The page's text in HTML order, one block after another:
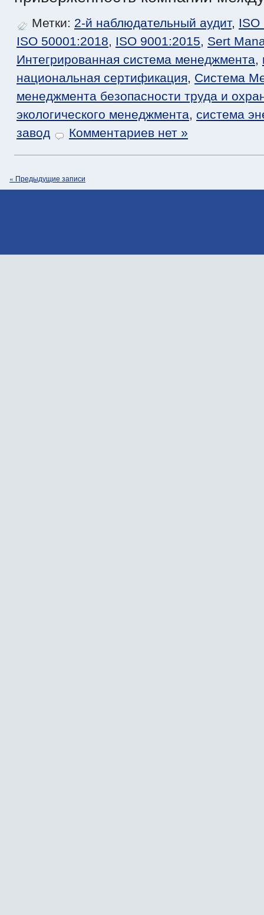
Метки: 2-й наблюдательный аудит, ISO
ISO 50001:2018, ISO 9001:2015, Sert
Интегрированная система менеджмента,
национальная сертификация, Система
менеджмента безопасности труда и
экологического менеджмента, система
завод
Комментариев нет »
« Предыдущие записи